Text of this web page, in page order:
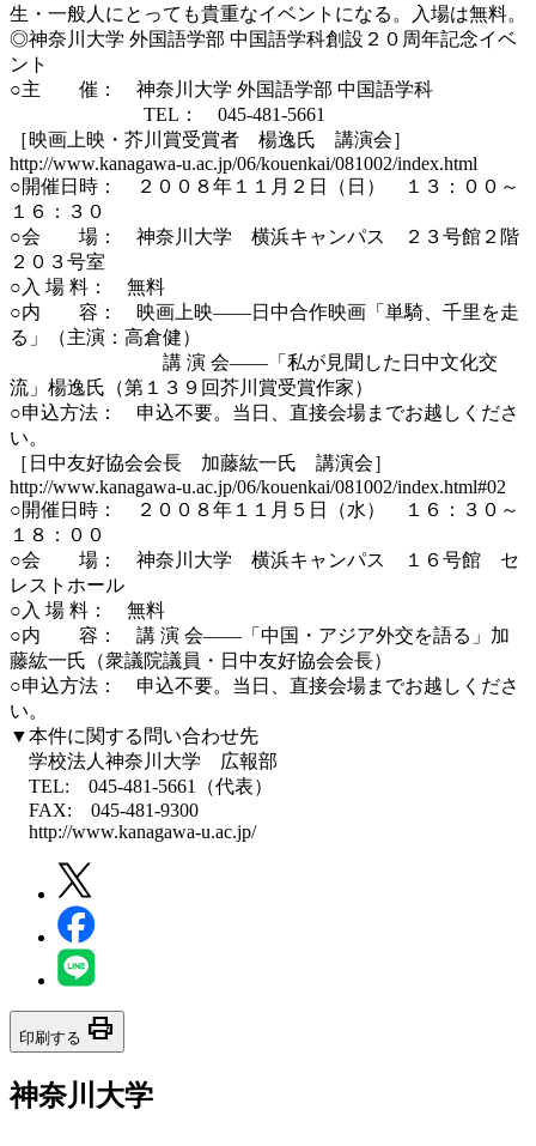
生・一般人にとっても貴重なイベントになる。入場は無料。
◎神奈川大学 外国語学部 中国語学科創設２０周年記念イベ
ント
○主 催： 神奈川大学 外国語学部 中国語学科
TEL： 045-481-5661
［映画上映・芥川賞受賞者 楊逸氏 講演会］
http://www.kanagawa-u.ac.jp/06/kouenkai/081002/index.html
○開催日時： ２００８年１１月２日（日） １３：００～
１６：３０
○会 場： 神奈川大学 横浜キャンパス ２３号館２階
２０３号室
○入 場 料： 無料
○内 容： 映画上映――日中合作映画「単騎、千里を走
る」（主演：高倉健）
講 演 会――「私が見聞した日中文化交
流」楊逸氏（第１３９回芥川賞受賞作家）
○申込方法： 申込不要。当日、直接会場までお越しくださ
い。
［日中友好協会会長 加藤紘一氏 講演会］
http://www.kanagawa-u.ac.jp/06/kouenkai/081002/index.html#02
○開催日時： ２００８年１１月５日（水） １６：３０～
１８：００
○会 場： 神奈川大学 横浜キャンパス １６号館 セ
レストホール
○入 場 料： 無料
○内 容： 講 演 会――「中国・アジア外交を語る」加
藤紘一氏（衆議院議員・日中友好協会会長）
○申込方法： 申込不要。当日、直接会場までお越しくださ
い。
▼本件に関する問い合わせ先
学校法人神奈川大学 広報部
TEL: 045-481-5661（代表）
FAX: 045-481-9300
http://www.kanagawa-u.ac.jp/
印刷する print
神奈川大学